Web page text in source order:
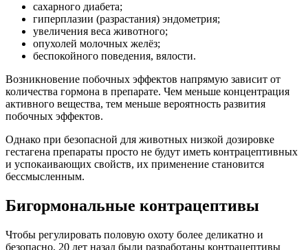
сахарного диабета;
гиперплазии (разрастания) эндометрия;
увеличения веса животного;
опухолей молочных желёз;
беспокойного поведения, вялости.
Возникновение побочных эффектов напрямую зависит от
количества гормона в препарате. Чем меньше концентрация
активного вещества, тем меньше вероятность развития
побочных эффектов.
Однако при безопасной для животных низкой дозировке
гестагена препараты просто не будут иметь контрацептивных
и успокаивающих свойств, их применение становится
бессмысленным.
Бигормональные контрацептивы
Чтобы регулировать половую охоту более деликатно и
безопасно, 20 лет назад были разработаны контрацептивы